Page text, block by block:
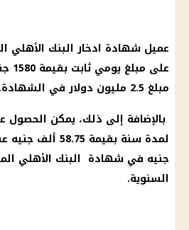
عميل شهادة ادخار البنك الأهلي
مبلغ 2.5 مليون دولار في الشهادة.
بالإضافة إلى ذلك، يمكن
جنيه في شهادة البنك الأهلي
السنوية.